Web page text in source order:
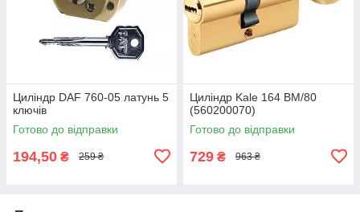
Циліндр DAF 760-05 латунь 5
ключів
Готово до відправки
194,50 ₴ 259 ₴
Циліндр Kale 164 BM/80
(560200070)
Готово до відправки
729 ₴ 963 ₴